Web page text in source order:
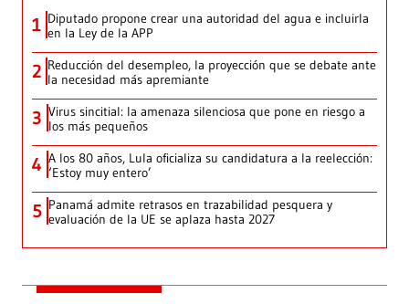
1 Diputado propone crear una autoridad del agua e incluirla
en la Ley de la APP
2 Reducción del desempleo, la proyección que se debate ante
la necesidad más apremiante
3 Virus sincitial: la amenaza silenciosa que pone en riesgo a
los más pequeños
4 A los 80 años, Lula oficializa su candidatura a la reelección:
‘Estoy muy entero’
5 Panamá admite retrasos en trazabilidad pesquera y
evaluación de la UE se aplaza hasta 2027